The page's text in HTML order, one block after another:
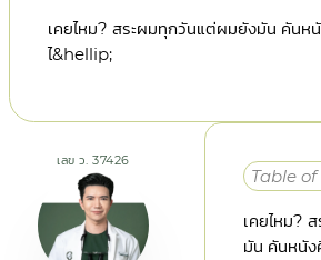
เคยไหม? สระผมทุกวันแต่ผมยังมัน คันห
ไ&hellip;
เลข ว. 37426
Table
เคยไหม?
มัน คันหนัง